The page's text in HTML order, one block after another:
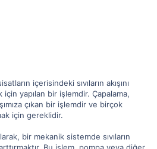
içerisindeki sıvıların akışını
yapılan bir işlemdir. Çapalama,
çıkan bir işlemdir ve birçok
için gereklidir.
bir mekanik sistemde sıvıların
Bu işlem, pompa veya diğer